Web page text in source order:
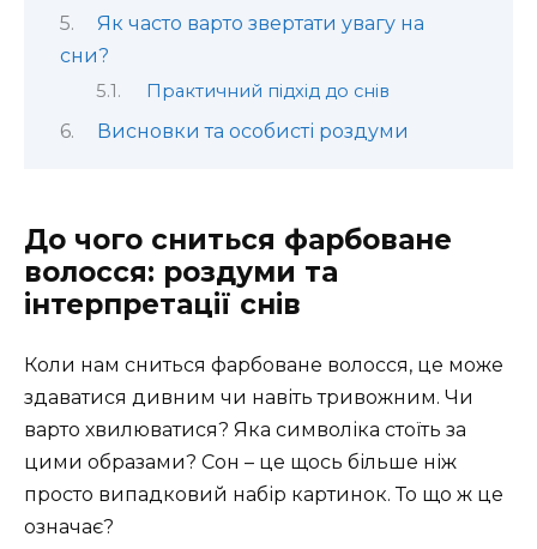
Як часто варто звертати увагу на
сни?
Практичний підхід до снів
Висновки та особисті роздуми
До чого сниться фарбоване
волосся: роздуми та
інтерпретації снів
Коли нам сниться фарбоване волосся, це може
здаватися дивним чи навіть тривожним. Чи
варто хвилюватися? Яка символіка стоїть за
цими образами? Сон – це щось більше ніж
просто випадковий набір картинок. То що ж це
означає?